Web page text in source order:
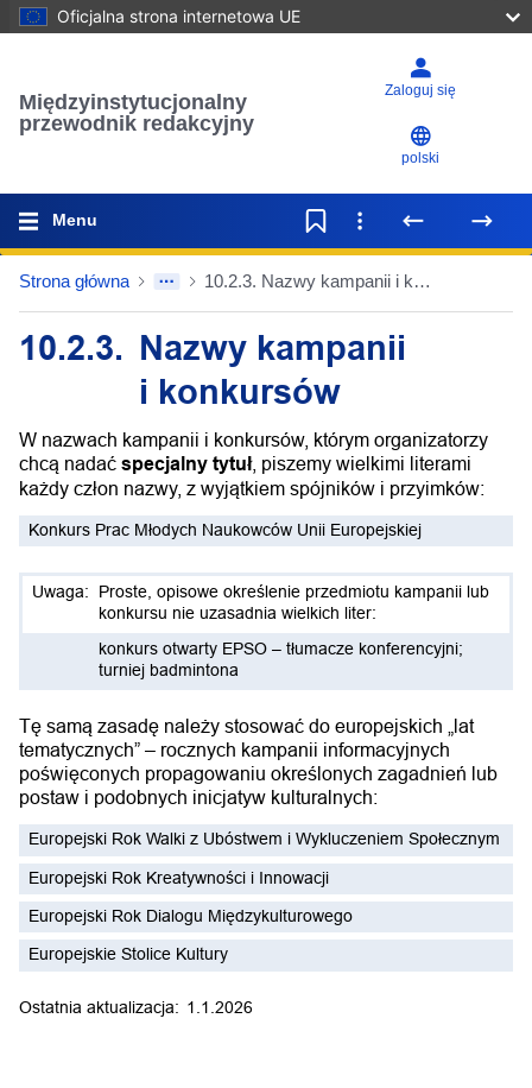
Oficjalna strona internetowa UE
Międzyinstytucjonalny
przewodnik redakcyjny
Zaloguj się
polski
Menu
Strona główna 10.2.3. Nazwy kampanii i konkursów